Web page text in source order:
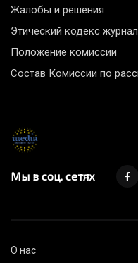
Жалобы и решения
Этический кодекс
Положение комиссии
Состав Комиссии по
Мы в соц. сетях
О нас